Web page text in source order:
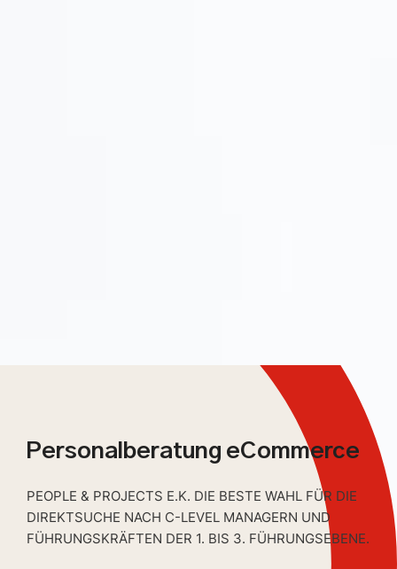
Personalberatung eCommerce
PEOPLE & PROJECTS E.K. DIE BESTE WAHL FÜR DIE
DIREKTSUCHE NACH C-LEVEL MANAGERN UND
FÜHRUNGSKRÄFTEN DER 1. BIS 3. FÜHRUNGSEBENE.